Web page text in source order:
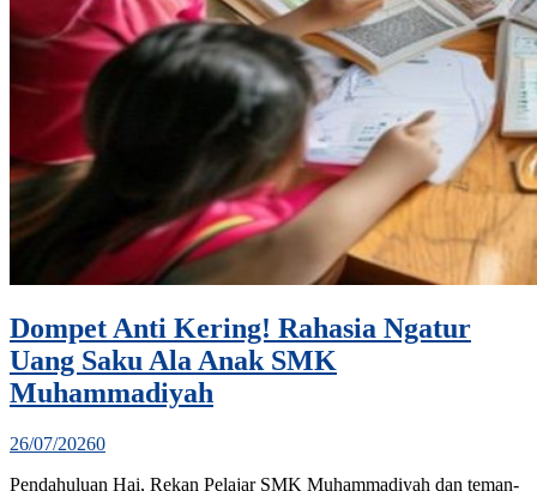
Dompet Anti Kering! Rahasia Ngatur
Uang Saku Ala Anak SMK
Muhammadiyah
26/07/20260
Pendahuluan Hai, Rekan Pelajar SMK Muhammadiyah dan teman-